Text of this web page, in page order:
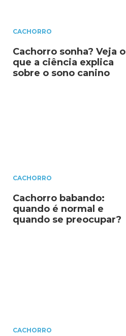
CACHORRO
Cachorro sonha? Veja o
que a ciência explica
sobre o sono canino
CACHORRO
Cachorro babando:
quando é normal e
quando se preocupar?
CACHORRO